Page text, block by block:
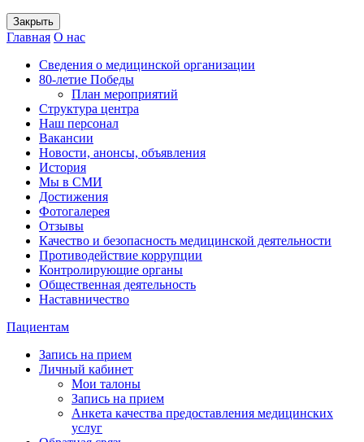
Закрыть
Главная О нас
Сведения о медицинской организации
80-летие Победы
План мероприятий
Структура центра
Наш персонал
Вакансии
Новости, анонсы, объявления
История
Мы в СМИ
Достижения
Фотогалерея
Отзывы
Качество и безопасность медицинской деятельности
Противодействие коррупции
Контролирующие органы
Общественная деятельность
Наставничество
Пациентам
Запись на прием
Личный кабинет
Мои талоны
Запись на прием
Анкета качества предоставления медицинских
услуг